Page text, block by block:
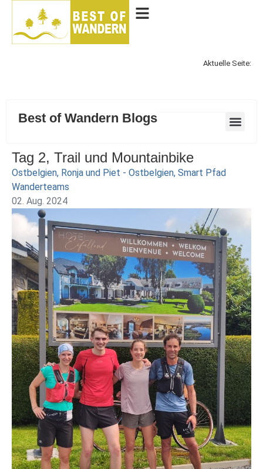
Aktuelle Seite:
Best of Wandern Blogs
Tag 2, Trail und Mountainbike
Ostbelgien, Ronja und Piet - Ostbelgien, Smart Pfad
Wanderteams
02. Aug. 2024